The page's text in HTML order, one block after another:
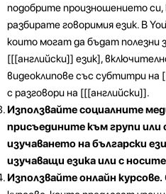
подобрите произношението
разбирате говоримия език. В
които могат да бъдат полезни
[[[английски]] език],
видеоклипове със субтитри на
с разговори на [[[английски]].
Използвайте социалните
присъедините към групи
изучаването на български
изучаващи езика или с
Използвайте онлайн курсове.